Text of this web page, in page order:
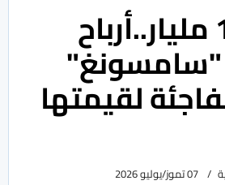
لغز الـ 100 مليار..أرباح
"سامسونغ"
لقيمتها
07 تموز/يوليو 2026